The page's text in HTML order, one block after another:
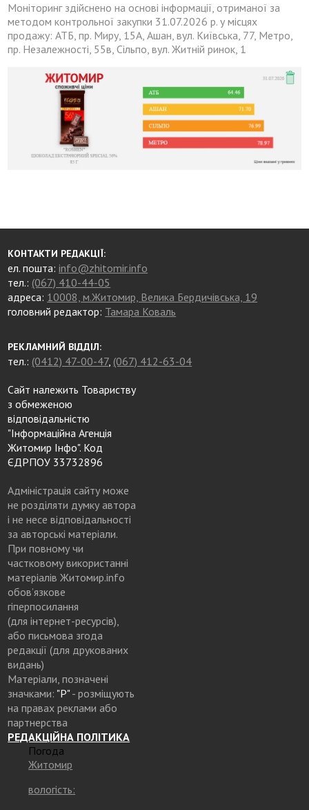
Моніторинг здійснено на основі інформації, отриманої за
методом контрольної закупки 31.07.2026 р. у місцях
продажу: АТБ, пр. Миру, 15А, Ашан, вул. Київська, 77, Метро,
пр. Незалежності, 55в, Сільпо, вул. Житній ринок, 1
КОНТАКТИ РЕДАКЦІЇ:
ел. пошта:info@zhitomir.info
тел.: (067) 410-44-05
адреса: 10008, м.Житомир, Велика Бердичівська, 19
головний редактор: Тамара Коваль
РЕКЛАМНИЙ ВІДДІЛ:
тел.: (0412) 47-00-47, (067) 412-63-04
Сайт належить Товариству
з обмеженою
відповідальністю
"Інформаційна Агенція
Житомир Інфо". Код
ЄДРПОУ 33732896
Адміністрація сайту може
не розділяти думку автора
і не несе відповідальності
за авторські матеріали.
При повному чи
частковому використанні
матеріалів Житомир.info
обов’язкове
гіперпосилання
(для інтернет-ресурсів),
або письмова згода
редакції (для друкованих
видань)
Матеріали, позначені
значками: "Р"- розміщують
на правах реклами або
партнерства
РЕДАКЦІЙНА ПОЛІТИКА
Погода
Житомир
вологість: